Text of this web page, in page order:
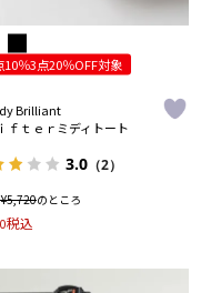
10％3点20％OFF対象
Brilliant
ｆｔｅｒミディトート
3.0 （2）
¥5,720のところ
税込